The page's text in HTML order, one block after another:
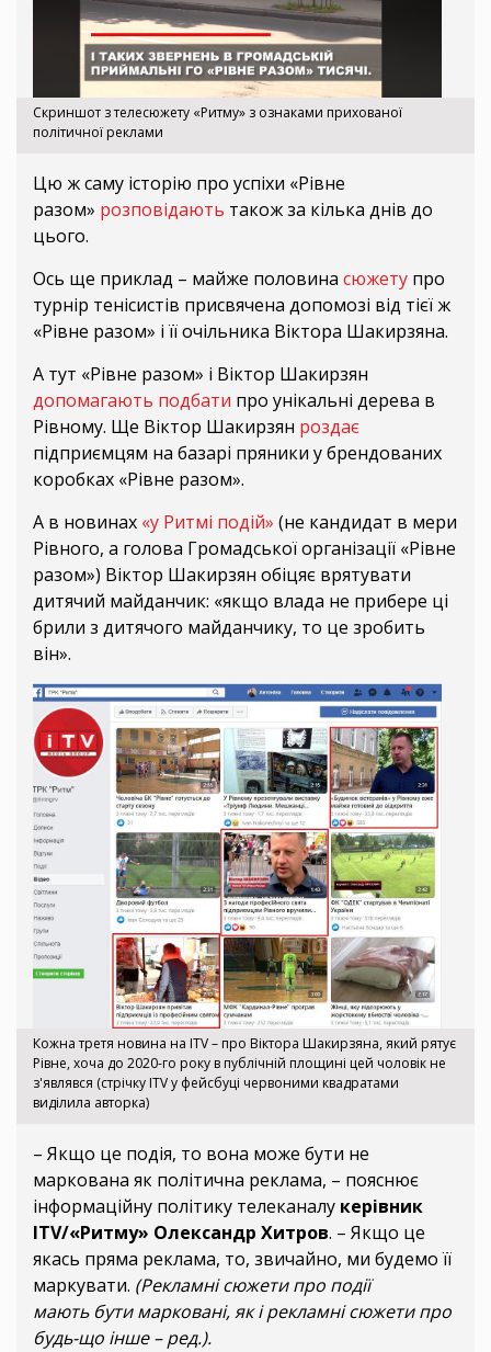
Скриншот з телесюжету «Ритму» з ознаками прихованої
політичної реклами
Цю ж саму історію про успіхи «Рівне
разом» розповідають також за кілька днів до
цього.
Ось ще приклад – майже половина сюжету про
турнір тенісистів присвячена допомозі від тієї ж
«Рівне разом» і її очільника Віктора Шакирзяна.
А тут «Рівне разом» і Віктор Шакирзян
допомагають подбати про унікальні дерева в
Рівному. Ще Віктор Шакирзян роздає
підприємцям на базарі пряники у брендованих
коробках «Рівне разом».
А в новинах «у Ритмі подій» (не кандидат в мери
Рівного, а голова Громадської організації «Рівне
разом») Віктор Шакирзян обіцяє врятувати
дитячий майданчик: «якщо влада не прибере ці
брили з дитячого майданчику, то це зробить
він».
Кожна третя новина на ITV – про Віктора Шакирзяна, який рятує
Рівне, хоча до 2020-го року в публічній площині цей чоловік не
з'являвся (стрічку ITV у фейсбуці червоними квадратами
виділила авторка)
– Якщо це подія, то вона може бути не
маркована як політична реклама, – пояснює
інформаційну політику телеканалу керівник
ITV/«Ритму» Олександр Хитров. – Якщо це
якась пряма реклама, то, звичайно, ми будемо її
маркувати. (Рекламні сюжети про події
мають бути марковані, як і рекламні сюжети про
будь-що інше – ред.).